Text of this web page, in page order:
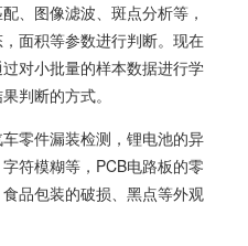
图像滤波、斑点分析等，
面积等参数进行判断。现在
对小批量的样本数据进行学
判断的方式。
零件漏装检测，锂电池的异
符模糊等，PCB电路板的零
品包装的破损、黑点等外观